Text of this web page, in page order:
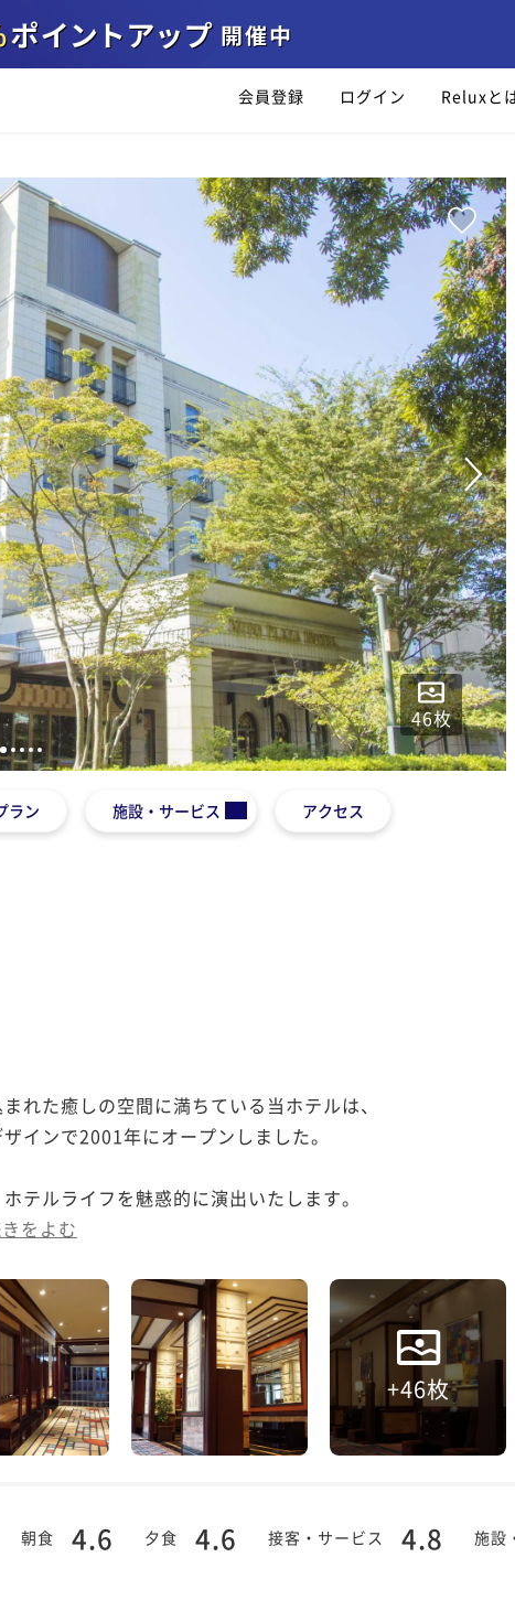
会員登録 ログイン Reluxと
46枚
1 234 5
ラン 施設・サービス アクセス
れた癒しの空間に満ちている当ホテルは、
インで2001年にオープンしました。
テルライフを魅惑的に演出いたします。
をよむ
+46枚
朝食 4.6 夕食 4.6 接客・サービス 4.8 施設